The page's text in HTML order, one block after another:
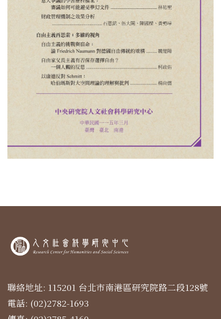
聯絡地址: 115201 台北市南港區研究院路二段128號
電話: (02)2782-1693